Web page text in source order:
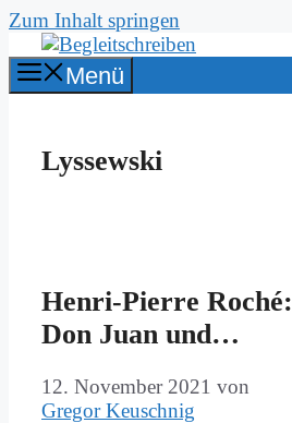
Zum Inhalt springen
Menü
Lyssewski
Hen­ri-Pierre Ro­ché:
Don Ju­an und…
12. November 2021 von
Gregor Keuschnig